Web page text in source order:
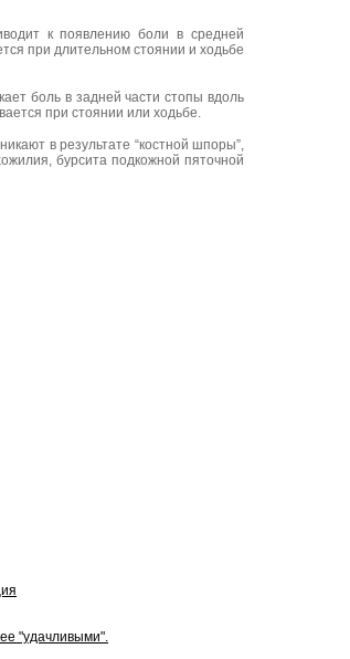
к появлению боли в средней
при длительном стоянии и ходьбе
боль в задней части стопы вдоль
при стоянии или ходьбе.
в результате “костной шпоры”,
бурсита подкожной пяточной
"удачливыми".